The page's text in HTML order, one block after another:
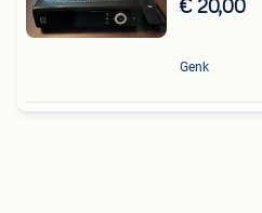
€ 20,00
Genk